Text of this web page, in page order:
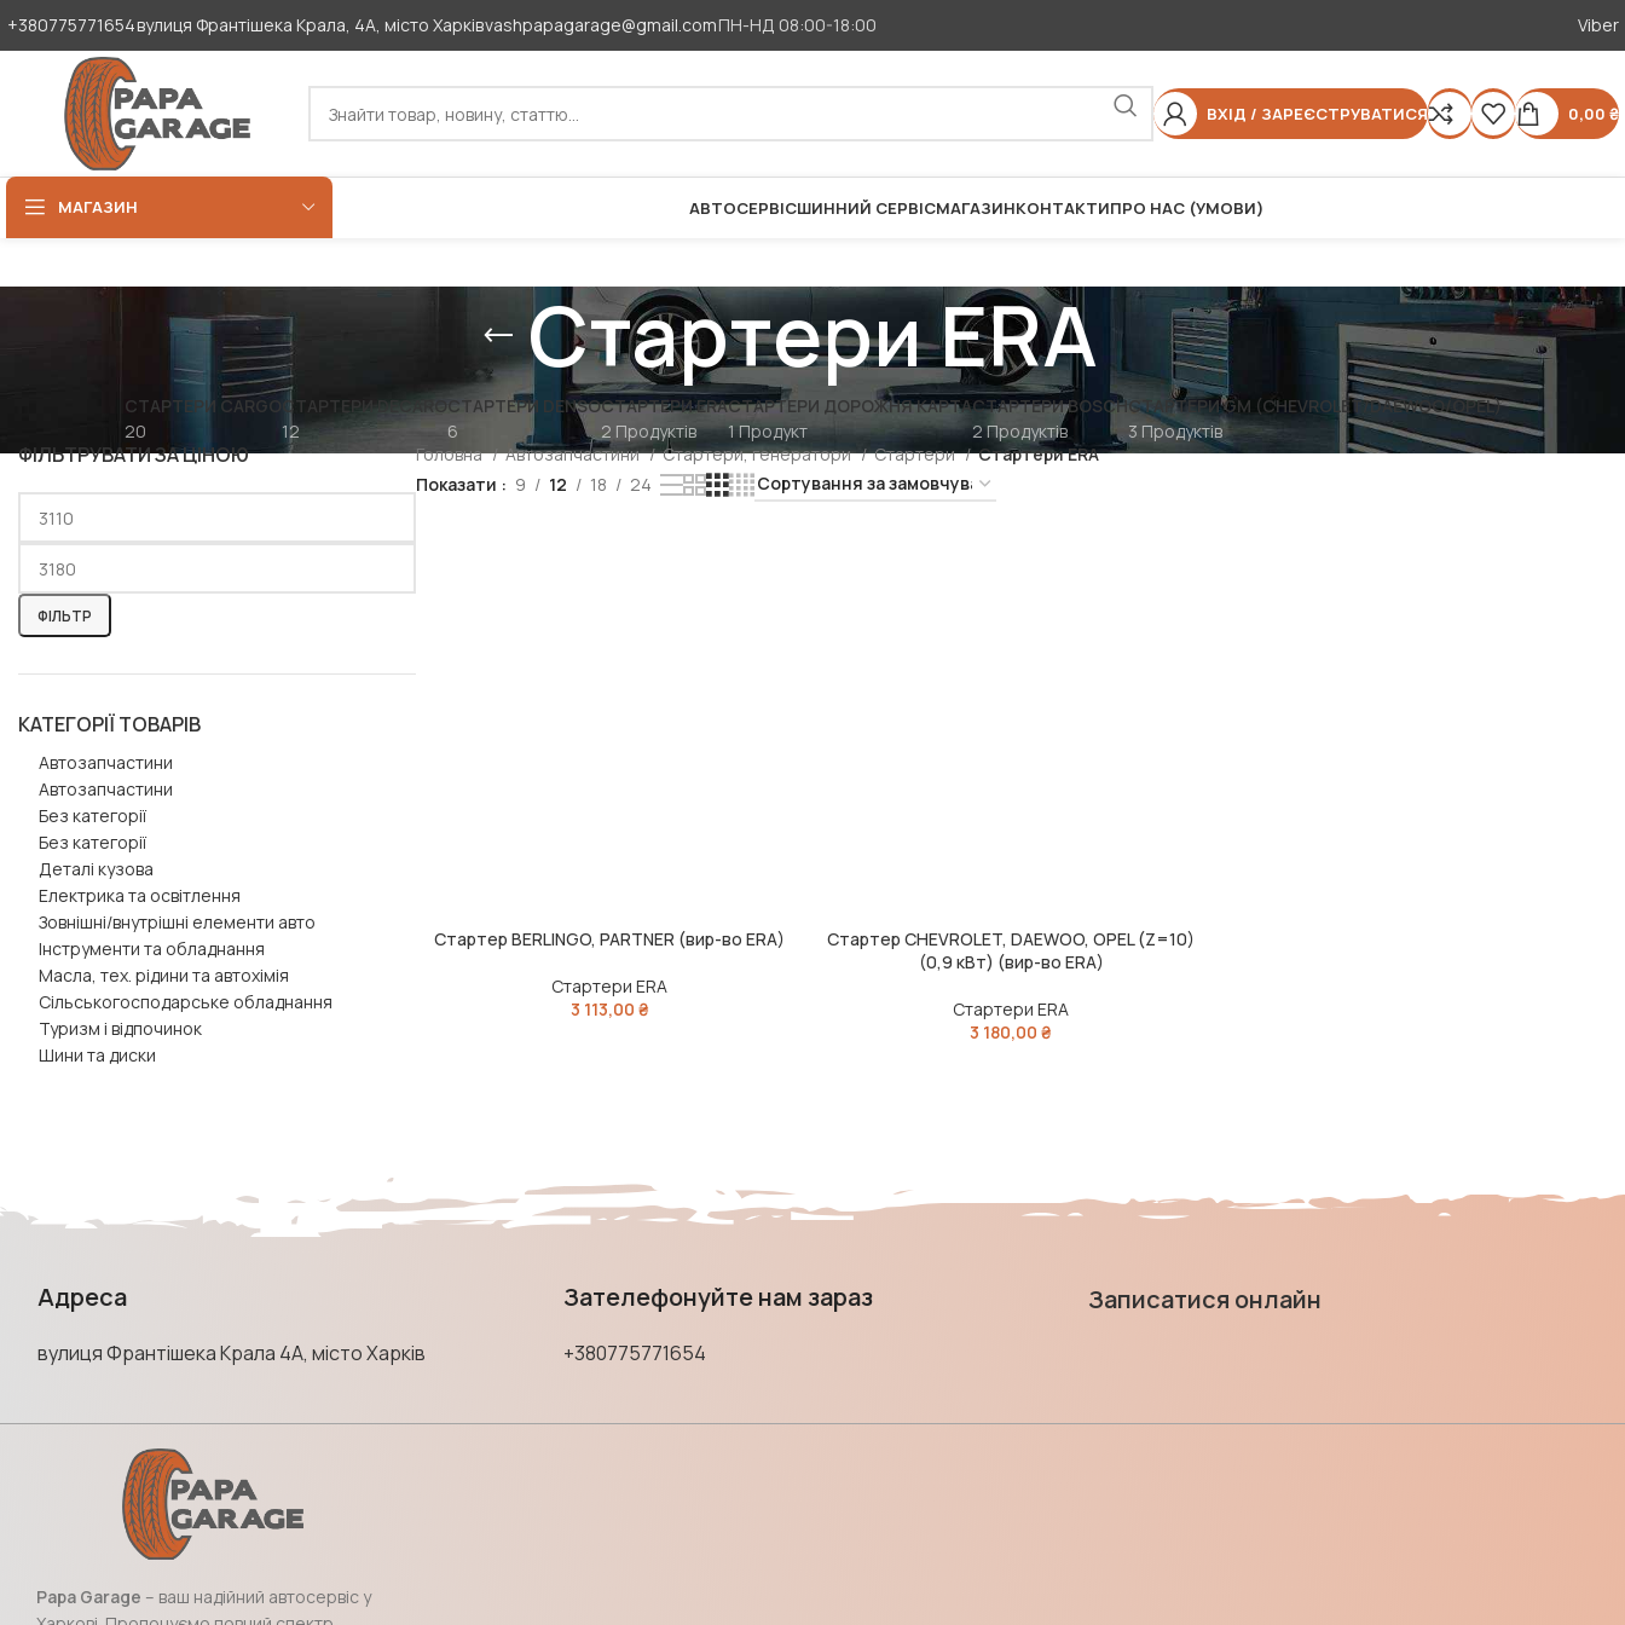
+380775771654вулиця Франтішека Крала, 4А, місто Харківvashpapagarage@gmail.comПН-НД 08:00-18:00 Viber
ВХІД / ЗАРЕЄСТРУВАТИСЯ 0,00 ₴
МАГАЗИН АВТОСЕРВІСШИННИЙ СЕРВІСМАГАЗИНКОНТАКТИПРО НАС (УМОВИ)
Стартери ERA
СТАРТЕРИ CARGO
20
СТАРТЕРИ DECARO
12
СТАРТЕРИ DENSO
6
СТАРТЕРИ ERA
2 Продуктів
СТАРТЕРИ ДОРОЖНЯ КАРТА
1 Продукт
СТАРТЕРИ BOSCH
2 Продуктів
СТАРТЕРИ GM (CHEVROLET/DAEWOO/OPEL)
3 Продуктів
ФІЛЬТРУВАТИ ЗА ЦІНОЮ
ФІЛЬТР
КАТЕГОРІЇ ТОВАРІВ
Автозапчастини
Автозапчастини
Без категорії
Без категорії
Деталі кузова
Електрика та освітлення
Зовнішні/внутрішні елементи авто
Інструменти та обладнання
Масла, тех. рідини та автохімія
Сільськогосподарське обладнання
Туризм і відпочинок
Шини та диски
Головна Автозапчастини Стартери, генератори Стартери
Стартери ERA
Показати
9 12 18 24
ДОДАТИ В КОШИК
Стартер BERLINGO, PARTNER (вир-во ERA)
Стартери ERA
3 113,00 ₴
ДОДАТИ В КОШИК
Стартер CHEVROLET, DAEWOO, OPEL (Z=10)
(0,9 кВт) (вир-во ERA)
Стартери ERA
3 180,00₴
Адреса
вулиця Франтішека Крала 4А, місто Харків
Зателефонуйте нам зараз
+380775771654
Записатися онлайн
Papa Garage – ваш надійний автосервіс у